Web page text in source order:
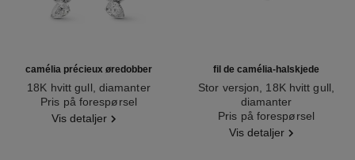
camélia précieux øredobber
18K hvitt gull, diamanter
Ref. J11337Pris på forespørsel
Vis detaljer
fil de camélia-halskjede
Stor versjon, 18K hvitt gull,
diamanter
Ref. J2530Pris på forespørsel
Vis detaljer